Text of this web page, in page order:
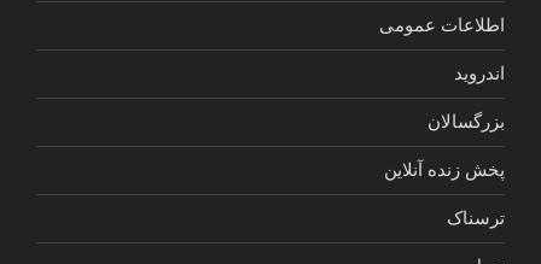
اطلاعات عمومی
اندروید
بزرگسالان
پخش زنده آنلاین
ترسناک